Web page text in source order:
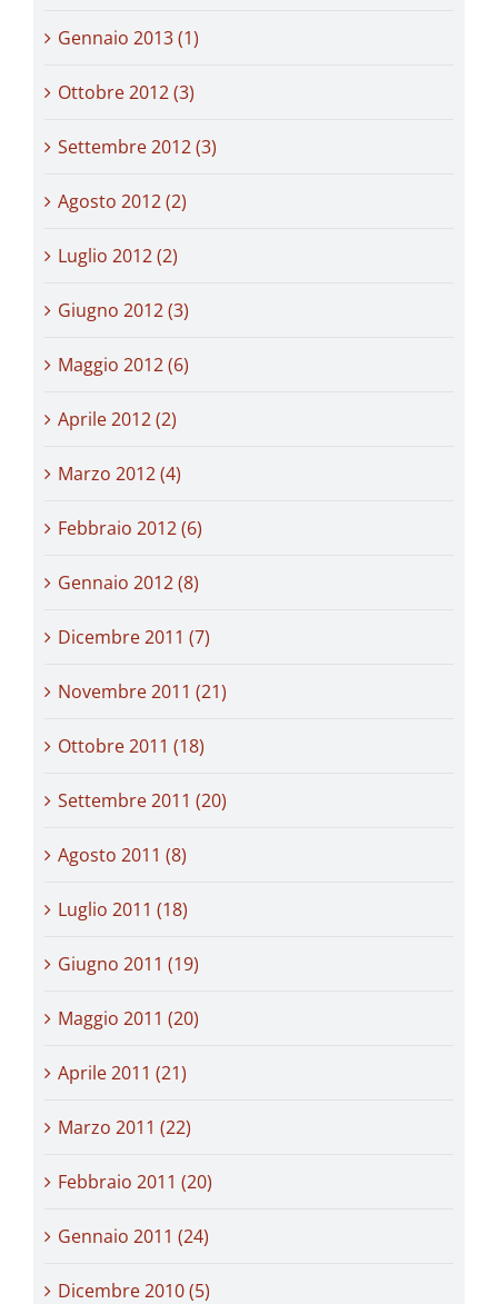
Gennaio 2013 (1)
Ottobre 2012 (3)
Settembre 2012 (3)
Agosto 2012 (2)
Luglio 2012 (2)
Giugno 2012 (3)
Maggio 2012 (6)
Aprile 2012 (2)
Marzo 2012 (4)
Febbraio 2012 (6)
Gennaio 2012 (8)
Dicembre 2011 (7)
Novembre 2011 (21)
Ottobre 2011 (18)
Settembre 2011 (20)
Agosto 2011 (8)
Luglio 2011 (18)
Giugno 2011 (19)
Maggio 2011 (20)
Aprile 2011 (21)
Marzo 2011 (22)
Febbraio 2011 (20)
Gennaio 2011 (24)
Dicembre 2010 (5)